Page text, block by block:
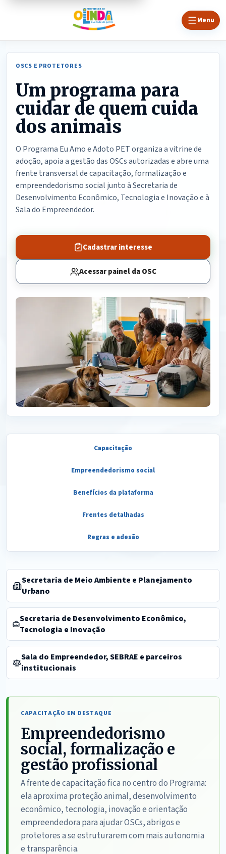
Menu
OSCS E PROTETORES
Um programa para
cuidar de quem cuida
dos animais
O Programa Eu Amo e Adoto PET organiza a vitrine de
adoção, apoia a gestão das OSCs autorizadas e abre uma
frente transversal de capacitação, formalização e
empreendedorismo social junto à Secretaria de
Desenvolvimento Econômico, Tecnologia e Inovação e à
Sala do Empreendedor.
Cadastrar interesse
Acessar painel da OSC
Capacitação
Empreendedorismo social
Benefícios da plataforma
Frentes detalhadas
Regras e adesão
Secretaria de Meio Ambiente e Planejamento
Urbano
Secretaria de Desenvolvimento Econômico,
Tecnologia e Inovação
Sala do Empreendedor, SEBRAE e parceiros
institucionais
CAPACITAÇÃO EM DESTAQUE
Empreendedorismo
social, formalização e
gestão profissional
A frente de capacitação fica no centro do Programa:
ela aproxima proteção animal, desenvolvimento
econômico, tecnologia, inovação e orientação
empreendedora para ajudar OSCs, abrigos e
protetores a se estruturarem com mais autonomia
e transparência.